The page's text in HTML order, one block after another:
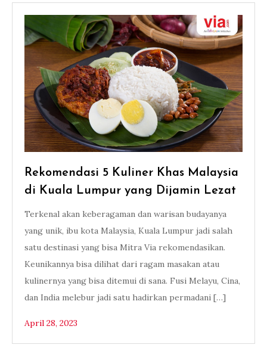
Rekomendasi 5 Kuliner Khas Malaysia
di Kuala Lumpur yang Dijamin Lezat
Terkenal akan keberagaman dan warisan budayanya
yang unik, ibu kota Malaysia, Kuala Lumpur jadi salah
satu destinasi yang bisa Mitra Via rekomendasikan.
Keunikannya bisa dilihat dari ragam masakan atau
kulinernya yang bisa ditemui di sana. Fusi Melayu, Cina,
dan India melebur jadi satu hadirkan permadani […]
April 28, 2023